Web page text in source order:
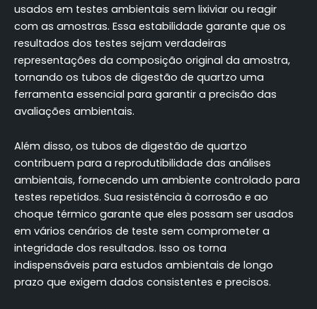
usados em testes ambientais sem lixiviar ou reagir
com as amostras. Essa estabilidade garante que os
resultados dos testes sejam verdadeiras
representações da composição original da amostra,
tornando os tubos de digestão de quartzo uma
ferramenta essencial para garantir a precisão das
avaliações ambientais.
Além disso, os tubos de digestão de quartzo
contribuem para a reprodutibilidade das análises
ambientais, fornecendo um ambiente controlado para
testes repetidos. Sua resistência à corrosão e ao
choque térmico garante que eles possam ser usados
em vários cenários de teste sem comprometer a
integridade dos resultados. Isso os torna
indispensáveis para estudos ambientais de longo
prazo que exigem dados consistentes e precisos.